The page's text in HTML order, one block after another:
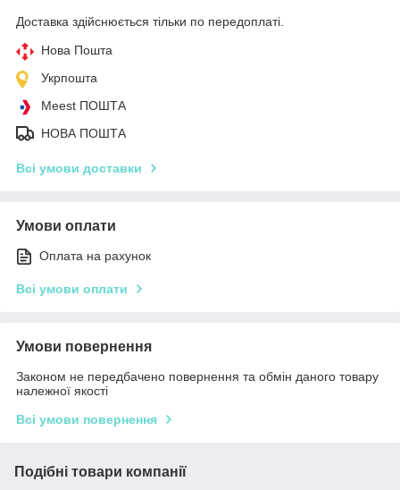
Доставка здійснюється тільки по передоплаті.
Нова Пошта
Укрпошта
Meest ПОШТА
НОВА ПОШТА
Всі умови доставки
Умови оплати
Оплата на рахунок
Всі умови оплати
Умови повернення
Законом не передбачено повернення та обмін даного товару
належної якості
Всі умови повернення
Подібні товари компанії